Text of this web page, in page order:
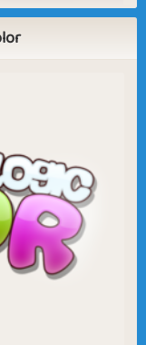
Deluxe
Sunsets
Christmas